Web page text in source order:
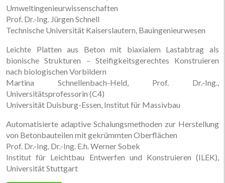
Umweltingenieurwissenschaften
Prof. Dr.-Ing. Jürgen Schnell
Technische Universität Kaiserslautern, Bauingenieurwesen
Leichte Platten aus Beton mit biaxialem Lastabtrag als
bionische Strukturen – Steifigkeitsgerechtes Konstruieren
nach biologischen Vorbildern
Martina Schnellenbach-Held, Prof. Dr.-Ing.,
Universitätsprofessorin (C4)
Universität Duisburg-Essen, Institut für Massivbau
Automatisierte adaptive Schalungsmethoden zur Herstellung
von Betonbauteilen mit gekrümmten Oberflächen
Prof. Dr.-Ing. Dr.-Ing. E.h. Werner Sobek
Institut für Leichtbau Entwerfen und Konstruieren (ILEK),
Universität Stuttgart